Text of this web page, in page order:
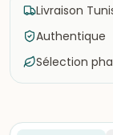
Livraison
Authentique
Sélection